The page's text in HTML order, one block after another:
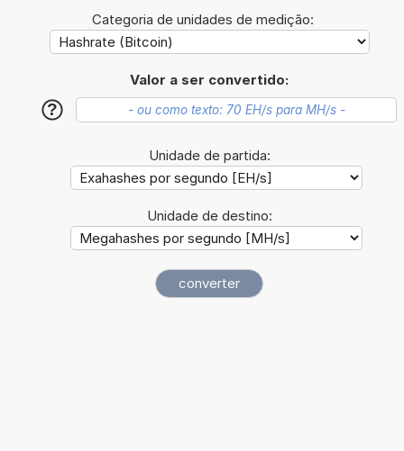
Categoria de unidades de medição:
Valor a ser convertido:
?
Unidade de partida:
Unidade de destino: